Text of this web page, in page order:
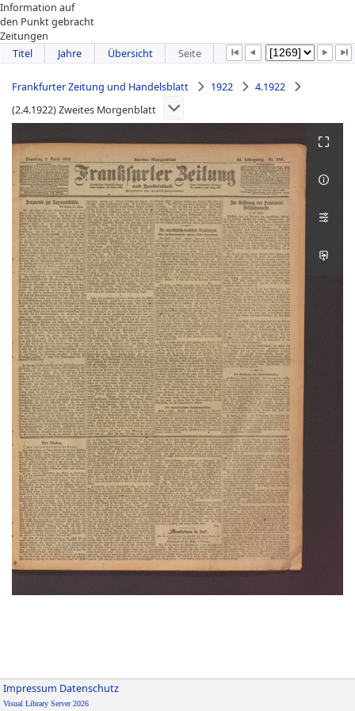
Information auf
den Punkt gebracht
Zeitungen
Titel
Jahre Übersicht Seite
Frankfurter Zeitung und Handelsblatt 1922
4.1922
(2.4.1922) Zweites Morgenblatt
Impressum Datenschutz
Visual Library Server 2026